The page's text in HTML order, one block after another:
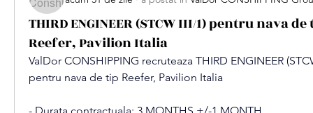
THIRD ENGINEER (STCW III/1) pentru nava
Reefer, Pavilion Italia
ValDor CONSHIPPING recruteaza THIRD ENGINEER
pentru nava de tip Reefer, Pavilion Italia